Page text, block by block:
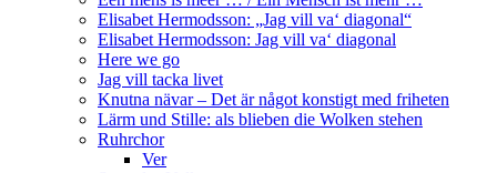
Elisabet Hermodsson: „Jag vill va‘ diagonal“
Elisabet Hermodsson: Jag vill va‘ diagonal
Here we go
Jag vill tacka livet
Knutna nävar – Det är något konstigt med friheten
Lärm und Stille: als blieben die Wolken stehen
Ruhrchor
Ver